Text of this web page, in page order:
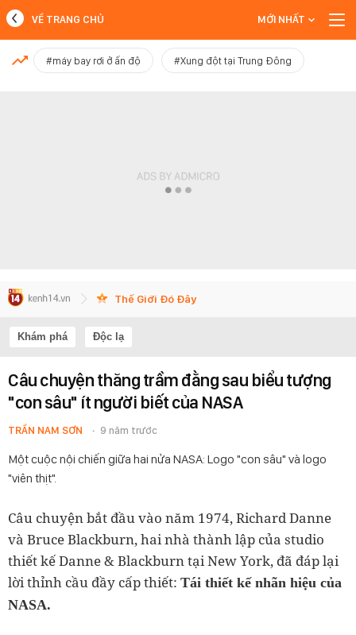
MỚI NHẤT
VỀ TRANG CHỦ MỚI NHẤT
#máy bay rơi ở ấn độ #Xung đột tại Trung Đông
Thế Giới Đó Đây
Khám phá Độc lạ
Câu chuyện thăng trầm đằng sau biểu tượng
"con sâu" ít người biết của NASA
TRẦN NAM SƠN 9 năm trước
Một cuộc nội chiến giữa hai nửa NASA: Logo "con sâu" và logo
"viên thịt".
Câu chuyện bắt đầu vào năm 1974, Richard Danne
và Bruce Blackburn, hai nhà thành lập của studio
thiết kế Danne & Blackburn tại New York, đã đáp lại
lời thỉnh cầu đầy cấp thiết: Tái thiết kế nhãn hiệu của
NASA.